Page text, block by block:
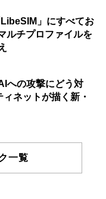
」にすべてお
チプロファイルを
への攻撃にどう対
ネットが描く新・
一覧